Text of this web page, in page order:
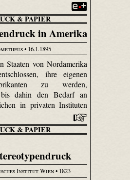
& PAPIER
in Amerika
• 16.1.1895
Staaten von Nordamerika
ihre eigenen
zu werden,
dahin den Bedarf an
in privaten Instituten
& PAPIER
Institut Wien• 1823